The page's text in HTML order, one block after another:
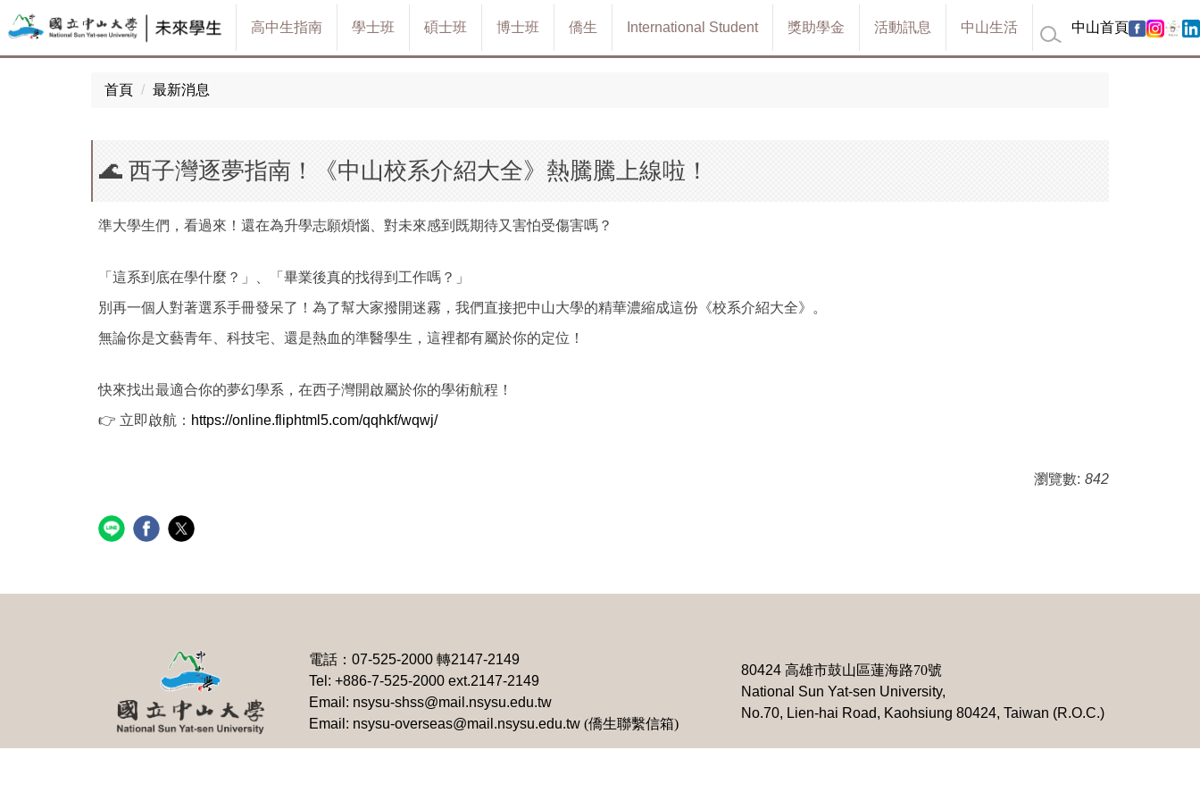
跳
到
主
高中生指南 學士班 碩士班 博士班 僑生 International Student 獎助學金 活動訊息 中山生活 中山首頁
首頁 最新消息
🌊 西子灣逐夢指南！《中山校系介紹大全》熱騰騰上線啦！
準大學生們，看過來！還在為升學志願煩惱、對未來感到既期待又害怕受傷害嗎？
「這系到底在學什麼？」、「畢業後真的找得到工作嗎？」
別再一個人對著選系手冊發呆了！為了幫大家撥開迷霧，我們直接把中山大學的精華濃縮成這份《校系介紹大全》。
無論你是文藝青年、科技宅、還是熱血的準醫學生，這裡都有屬於你的定位！
快來找出最適合你的夢幻學系，在西子灣開啟屬於你的學術航程！
👉 立即啟航： https://online.fliphtml5.com/qqhkf/wqwj/
瀏覽數: 842
電話： 07-525-2000 轉2147-2149
Tel: +886-7-525-2000 ext.2147-2149
Email: nsysu-shss@mail.nsysu.edu.tw
Email: nsysu-overseas@mail.nsysu.edu.tw (僑生聯繫信箱)
80424 高雄市鼓山區蓮海路70號
National Sun Yat-sen University,
No.70, Lien-hai Road, Kaohsiung 80424, Taiwan (R.O.C.)